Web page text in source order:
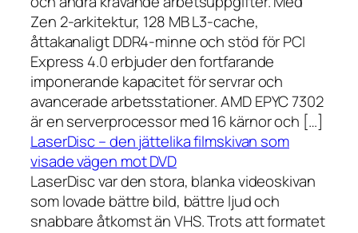
Zen 2-arkitektur, 128 MB L3-cache,
åttakanaligt DDR4-minne och stöd för PCI
Express 4.0 erbjuder den fortfarande
imponerande kapacitet för servrar och
avancerade arbetsstationer. AMD EPYC 7302
är en serverprocessor med 16 kärnor och […]
LaserDisc – den jättelika filmskivan som
visade vägen mot DVD
LaserDisc var den stora, blanka videoskivan
som lovade bättre bild, bättre ljud och
snabbare åtkomst än VHS. Trots att formatet